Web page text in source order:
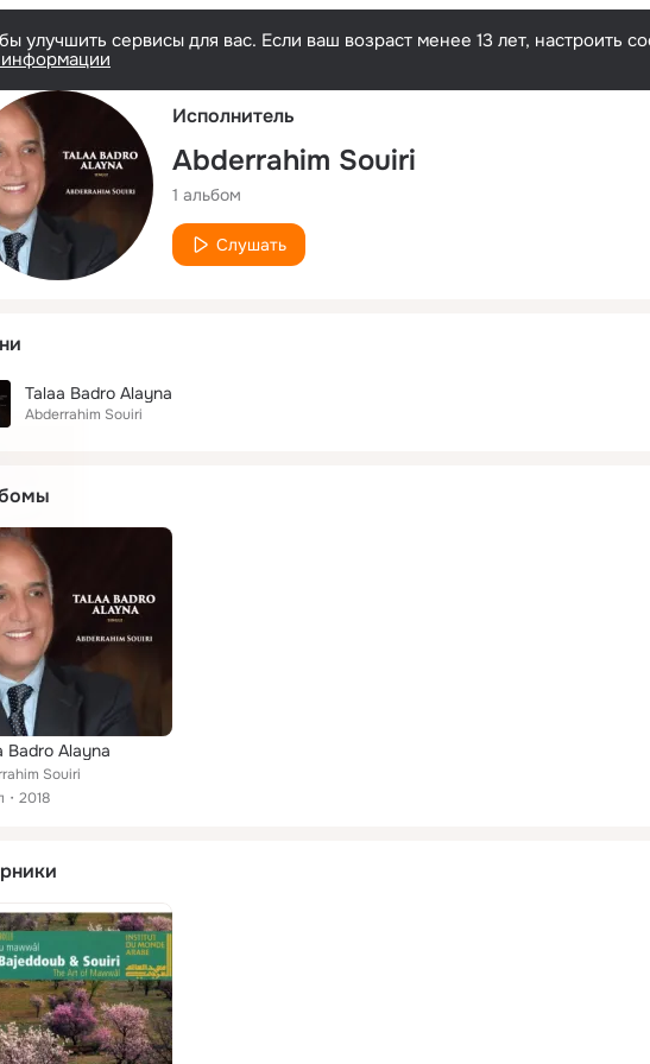
улучшить сервисы для вас. Если ваш возраст менее 13 лет, настроить
Исполнитель
Abderrahim Souiri
1 альбом
Слушать
Talaa Badro Alayna
Abderrahim Souiri
Badro Alayna
Souiri
2018